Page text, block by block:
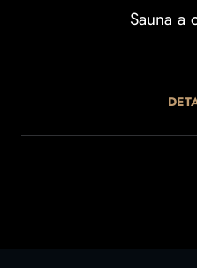
Sauna a